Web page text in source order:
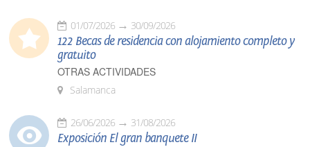
01/07/2026 30/09/2026
122 Becas de residencia con alojamiento completo y
gratuito
OTRAS ACTIVIDADES
Salamanca
26/06/2026 31/08/2026
Exposición El gran banquete II